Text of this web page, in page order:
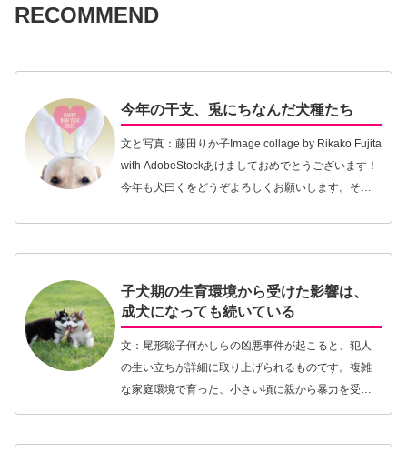
RECOMMEND
今年の干支、兎にちなんだ犬種たち
文と写真：藤田りか子Image collage by Rikako Fujita
with AdobeStockあけましておめでとうございます！
今年も犬曰くをどうぞよろしくお願いします。そし
子犬期の生育環境から受けた影響は、
成犬になっても続いている
文：尾形聡子何かしらの凶悪事件が起こると、犯人
の生い立ちが詳細に取り上げられるものです。複雑
な家庭環境で育った、小さい頃に親から暴力を受け